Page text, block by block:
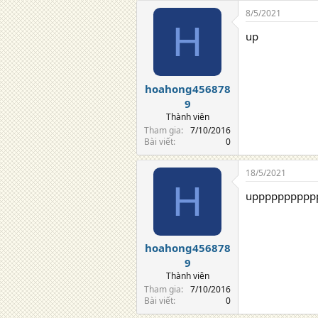
H
hoahong456878
9
Thành viên
Tham gia
7/10/2016
Bài viết
0
8/5/2021
up
H
hoahong456878
9
Thành viên
Tham gia
7/10/2016
Bài viết
0
18/5/2021